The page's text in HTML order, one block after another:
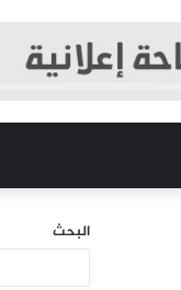
البحث